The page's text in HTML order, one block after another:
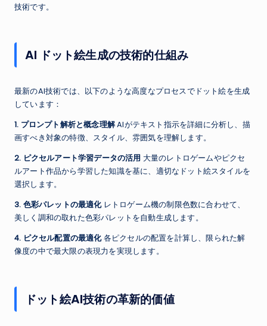
技術です。
AI ドット絵生成の技術的仕組み
最新のAI技術では、以下のような高度なプロセスでドット絵を生成
しています：
1. プロンプト解析と概念理解AIがテキスト指示を詳細に分析し、描
画すべき対象の特徴、スタイル、雰囲気を理解します。
2. ピクセルアート学習データの活用 大量のレトロゲームやピクセ
ルアート作品から学習した知識を基に、適切なドット絵スタイルを
選択します。
3. 色彩パレットの最適化レトロゲーム機の制限色数に合わせて、
美しく調和の取れた色彩パレットを自動生成します。
4. ピクセル配置の最適化各ピクセルの配置を計算し、限られた解
像度の中で最大限の表現力を実現します。
ドット絵AI技術の革新的価値